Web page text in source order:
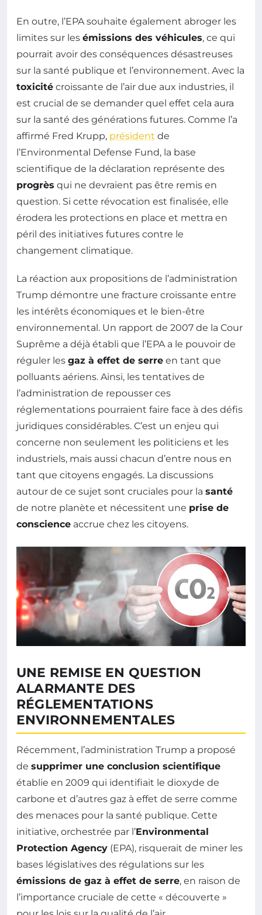
En outre, l’EPA souhaite également abroger les
limites sur les émissions des véhicules, ce qui
pourrait avoir des conséquences désastreuses
sur la santé publique et l’environnement. Avec la
toxicité croissante de l’air due aux industries, il
est crucial de se demander quel effet cela aura
sur la santé des générations futures. Comme l’a
affirmé Fred Krupp, président de
l’Environmental Defense Fund, la base
scientifique de la déclaration représente des
progrès qui ne devraient pas être remis en
question. Si cette révocation est finalisée, elle
érodera les protections en place et mettra en
péril des initiatives futures contre le
changement climatique.
La réaction aux propositions de l’administration
Trump démontre une fracture croissante entre
les intérêts économiques et le bien-être
environnemental. Un rapport de 2007 de la Cour
Suprême a déjà établi que l’EPA a le pouvoir de
réguler les gaz à effet de serre en tant que
polluants aériens. Ainsi, les tentatives de
l’administration de repousser ces
réglementations pourraient faire face à des défis
juridiques considérables. C’est un enjeu qui
concerne non seulement les politiciens et les
industriels, mais aussi chacun d’entre nous en
tant que citoyens engagés. La discussions
autour de ce sujet sont cruciales pour la santé
de notre planète et nécessitent une prise de
conscience accrue chez les citoyens.
UNE REMISE EN QUESTION
ALARMANTE DES
RÉGLEMENTATIONS
ENVIRONNEMENTALES
Récemment, l’administration Trump a proposé
de supprimer une conclusion scientifique
établie en 2009 qui identifiait le dioxyde de
carbone et d’autres gaz à effet de serre comme
des menaces pour la santé publique. Cette
initiative, orchestrée par l’Environmental
Protection Agency (EPA), risquerait de miner les
bases législatives des régulations sur les
émissions de gaz à effet de serre, en raison de
l’importance cruciale de cette « découverte »